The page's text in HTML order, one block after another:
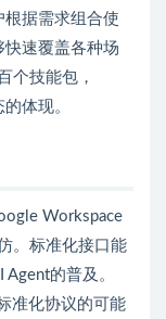
据需求组合使
速覆盖各种场
个技能包，
体现。
Workspace
。标准化接口能
的普及。
准化协议的可能